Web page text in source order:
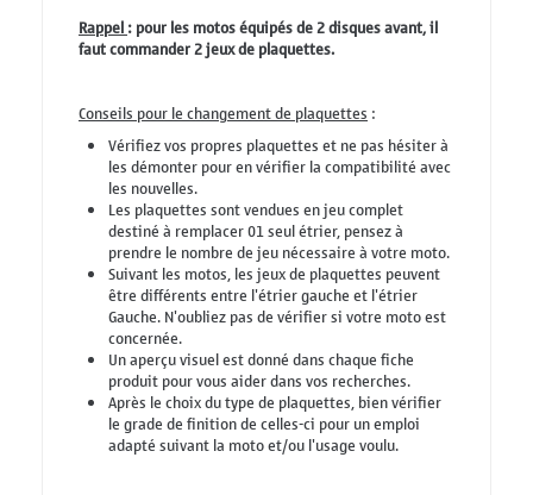
Rappel: pour les motos équipés de 2 disques avant, il
faut commander 2 jeux de plaquettes.
Conseils pour le changement de plaquettes:
Vérifiez vos propres plaquettes et ne pas hésiter à
les démonter pour en vérifier la compatibilité avec
les nouvelles.
Les plaquettes sont vendues en jeu complet
destiné à remplacer 01 seul étrier, pensez à
prendre le nombre de jeu nécessaire à votre moto.
Suivant les motos, les jeux de plaquettes peuvent
être différents entre l'étrier gauche et l'étrier
Gauche. N'oubliez pas de vérifier si votre moto est
concernée.
Un aperçu visuel est donné dans chaque fiche
produit pour vous aider dans vos recherches.
Après le choix du type de plaquettes, bien vérifier
le grade de finition de celles-ci pour un emploi
adapté suivant la moto et/ou l'usage voulu.